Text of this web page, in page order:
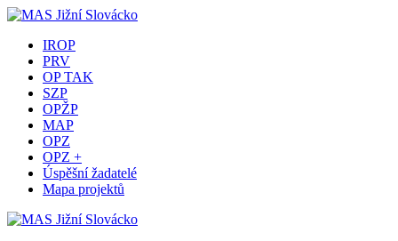
IROP
PRV
OP TAK
SZP
OPŽP
MAP
OPZ
OPZ +
Úspěšní žadatelé
Mapa projektů